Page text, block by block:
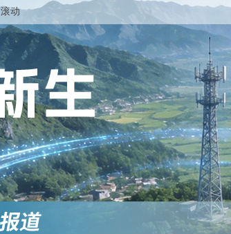
滚动